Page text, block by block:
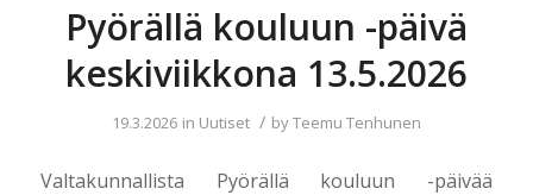
Pyörällä kouluun -päivä
keskiviikkona 13.5.2026
19.3.2026 in Uutiset / byTeemu Tenhunen
Valtakunnallista Pyörällä kouluun -päivää